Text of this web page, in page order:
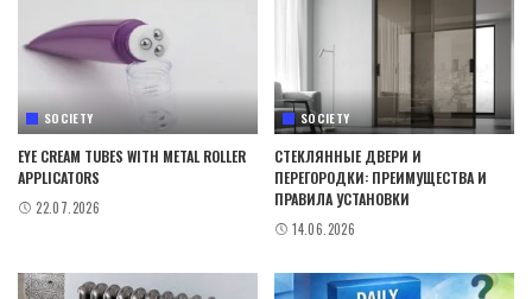
SOCIETY
EYE CREAM TUBES WITH METAL ROLLER
APPLICATORS
22.07.2026
SOCIETY
СТЕКЛЯННЫЕ ДВЕРИ И
ПЕРЕГОРОДКИ: ПРЕИМУЩЕСТВА И
ПРАВИЛА УСТАНОВКИ
14.06.2026